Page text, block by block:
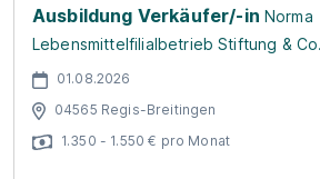
Ausbildung Verkäufer/-in Norma
Lebensmittelfilialbetrieb Stiftung &
01.08.2026
04565 Regis-Breitingen
1.350 - 1.550 € pro Monat